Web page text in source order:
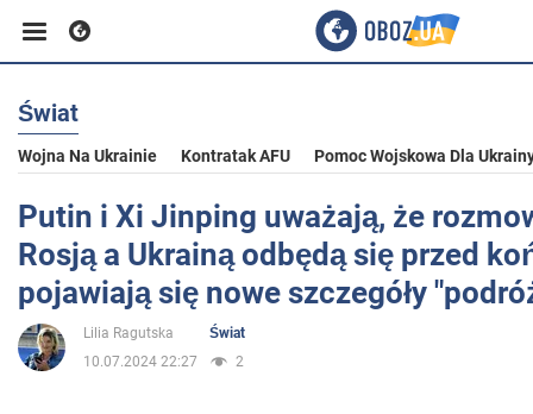
Biznes
Sport
Rozrywka
Życie
Świat
Wojna Na Ukrainie Kontratak AFU Pomoc Wojskowa Dla
Putin i Xi Jinping uważają, że
Rosją a Ukrainą odbędą się przed
pojawiają się nowe szczegóły
Lilia Ragutska
Świat
10.07.2024 22:27
2